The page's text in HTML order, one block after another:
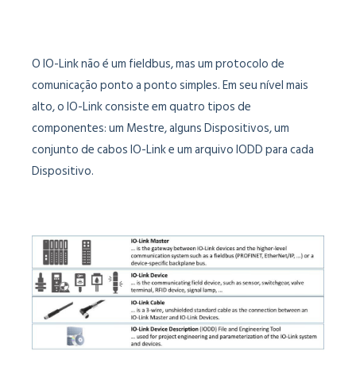
O IO-Link não é um fieldbus, mas um protocolo de
comunicação ponto a ponto simples. Em seu nível mais
alto, o IO-Link consiste em quatro tipos de
componentes: um Mestre, alguns Dispositivos, um
conjunto de cabos IO-Link e um arquivo IODD para cada
Dispositivo.